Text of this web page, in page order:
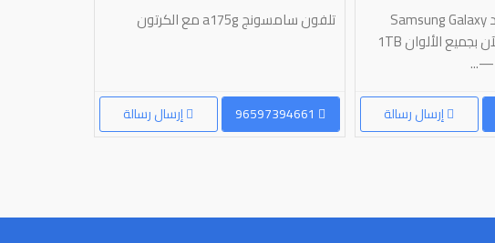
وصل الوحش الجديد Samsung Galaxy
S26 Ultra متوفر الآن بجميع الألوان 1TB
إرسال رسالة
تلفون سامسونج a175g مع الكرتون
إرسال رسالة